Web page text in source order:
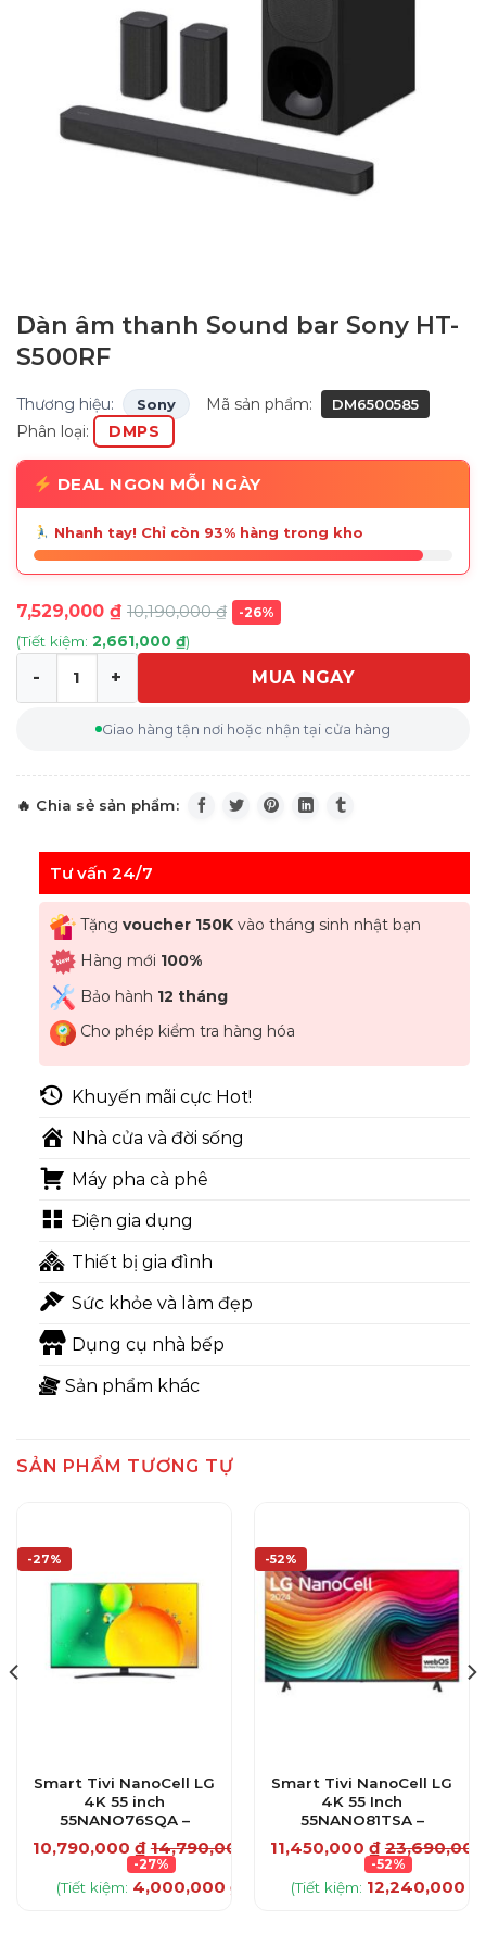
Dàn âm thanh Sound bar Sony HT-
S500RF
Thương hiệu: Sony Mã sản phẩm: DM6500585
Phân loại: DMPS
DEAL NGON MỖI NGÀY
Nhanh tay! Chỉ còn 93% hàng trong kho
7,529,000 ₫ 10,190,000₫ -26%
(Tiết kiệm: 2,661,000 ₫)
Dàn âm thanh Sound bar Sony HT-S500RF số lượng
MUA NGAY
Giao hàng tận nơi hoặc nhận tại cửa hàng
Tư vấn 24/7
Tặng voucher 150Kvào tháng sinh nhật bạn
Hàng mới 100%
Bảo hành 12 tháng
Cho phép kiểm tra hàng hóa
Khuyến mãi cực Hot!
Nhà cửa và đời sống
Máy pha cà phê
Điện gia dụng
Thiết bị gia đình
Sức khỏe và làm đẹp
Dụng cụ nhà bếp
Sản phẩm khác
SẢN PHẨM TƯƠNG TỰ
-27%
Smart Tivi NanoCell LG
4K 55 inch
55NANO76SQA –
10,790,000 ₫ 14,790,000
-27%
(Tiết kiệm: 4,000,000₫
-52%
Smart Tivi NanoCell LG
4K 55 Inch
55NANO81TSA –
11,450,000 ₫
-52%
(Tiết kiệm: 12,240,000